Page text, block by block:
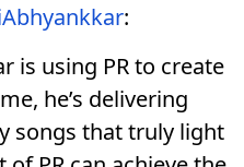
:
is using PR to create
he’s delivering
songs that truly light